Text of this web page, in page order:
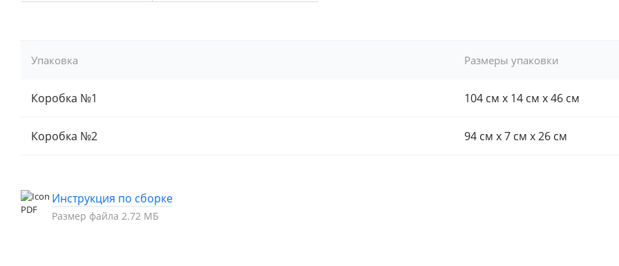
Упаковка Размеры упаковки
Коробка №1 104 см x 14 см x 46 см
Коробка №2 94 см x 7 см x 26 см
Инструкция по сборке
Размер файла 2.72 МБ